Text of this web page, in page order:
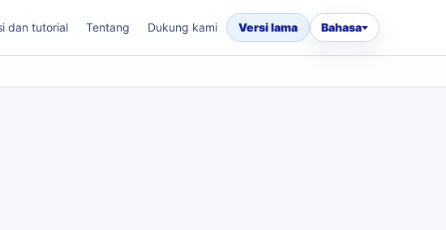
dan tutorial Tentang Dukung kami Versi lama Bahasa